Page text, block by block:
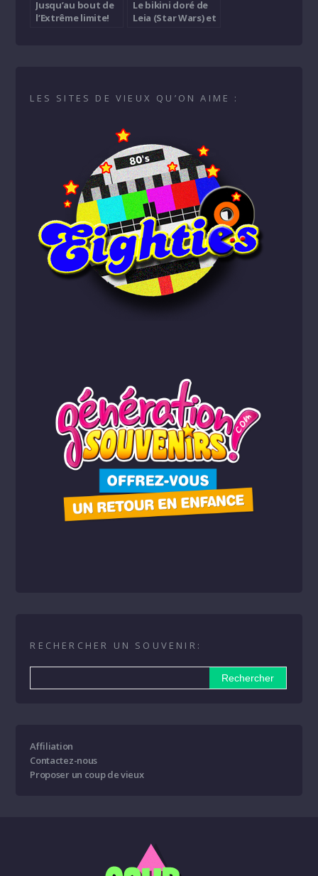
Jusqu’au bout de
l’Extrême limite!
Le bikini doré de
Leia (Star Wars) et
LES SITES DE VIEUX QU’ON AIME :
RECHERCHER UN SOUVENIR:
Affiliation
Contactez-nous
Proposer un coup de vieux